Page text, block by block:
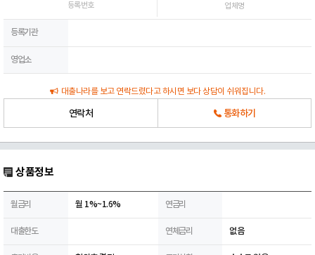
등록번호 업체명
등록기관
영업소
대출나라를 보고 연락드렸다고 하시면 보다 상담이 쉬워집니다.
연락처 통화하기
상품정보
월금리 월 1%~1.6% 연금리
대출한도 연체금리 없음